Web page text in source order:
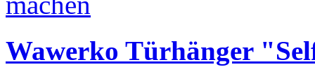
Wawerko Türhänger